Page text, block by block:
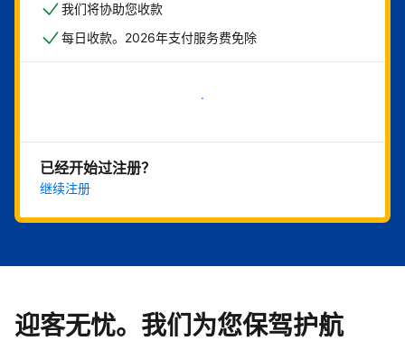
我们将协助您收款
每日收款。2026年支付服务费免除
立即开始
已经开始过注册？
继续注册
迎客无忧。我们为您保驾护航